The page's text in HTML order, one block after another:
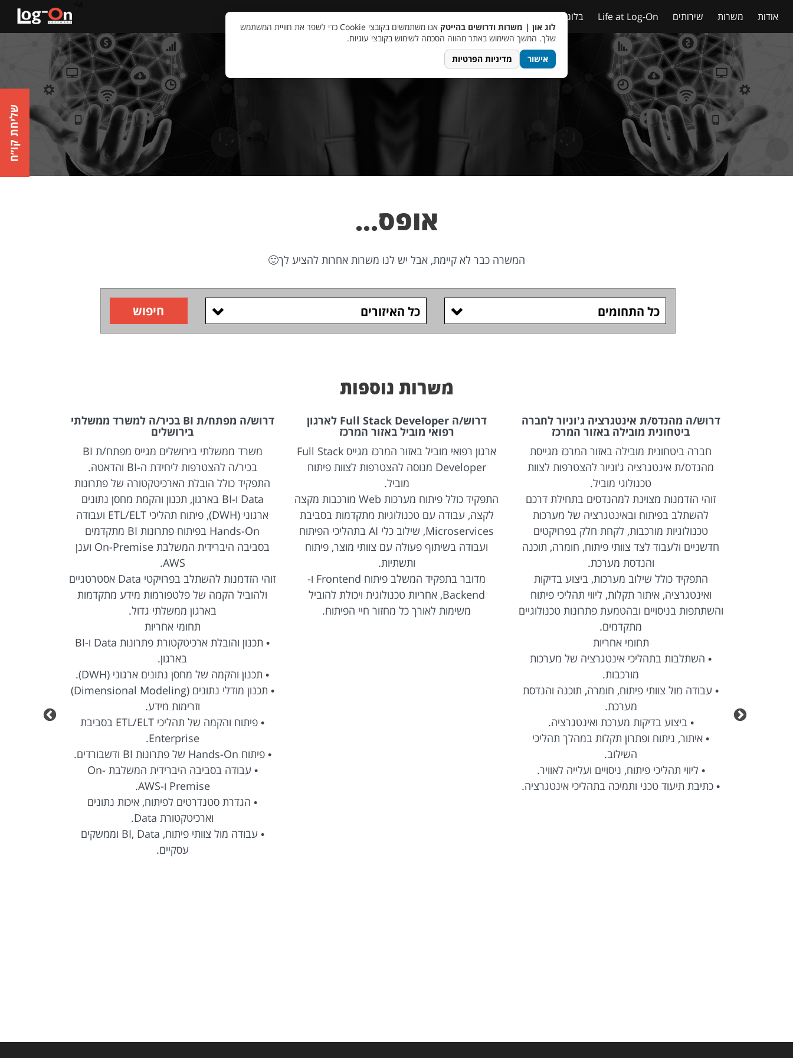
אודות משרות שירותים Life at Log-On בלוג
אופס…
המשרה כבר לא קיימת, אבל יש לנו משרות אחרות להציע לך🙂
כל התחומים כל האיזורים חיפוש
משרות נוספות
דרוש/ה מהנדס/ת אינטגרציה ג'וניור לחברה
ביטחונית מובילה באזור המרכז
חברה ביטחונית מובילה באזור המרכז מגייסת
מהנדס/ת אינטגרציה ג'וניור להצטרפות לצוות
טכנולוגי מוביל.
זוהי הזדמנות מצוינת למהנדסים בתחילת דרכם
להשתלב בפיתוח ובאינטגרציה של מערכות
טכנולוגיות מורכבות, לקחת חלק בפרויקטים
חדשניים ולעבוד לצד צוותי פיתוח, חומרה, תוכנה
והנדסת מערכת.
התפקיד כולל שילוב מערכות, ביצוע בדיקות
ואינטגרציה, איתור תקלות, ליווי תהליכי פיתוח
והשתתפות בניסויים ובהטמעת פתרונות טכנולוגיים
מתקדמים.
תחומי אחריות
• השתלבות בתהליכי אינטגרציה של מערכות
מורכבות.
• עבודה מול צוותי פיתוח, חומרה, תוכנה והנדסת
מערכת.
• ביצוע בדיקות מערכת ואינטגרציה.
• איתור, ניתוח ופתרון תקלות במהלך תהליכי
השילוב.
• ליווי תהליכי פיתוח, ניסויים ועלייה לאוויר.
• כתיבת תיעוד טכני ותמיכה בתהליכי אינטגרציה.
דרוש/ה Full Stack Developer לארגון
רפואי מוביל באזור המרכז
ארגון רפואי מוביל באזור המרכז מגייס Full Stack
Developer מנוסה להצטרפות לצוות פיתוח
מוביל.
התפקיד כולל פיתוח מערכות Web מורכבות מקצה
לקצה, עבודה עם טכנולוגיות מתקדמות בסביבת
Microservices, שילוב כלי AI בתהליכי הפיתוח
ועבודה בשיתוף פעולה עם צוותי מוצר, פיתוח
ותשתיות.
מדובר בתפקיד המשלב פיתוח Frontend ו-
Backend, אחריות טכנולוגית ויכולת להוביל
משימות לאורך כל מחזור חיי הפיתוח.
דרוש/ה מפתח/ת BI בכיר/ה למשרד ממשלתי
בירושלים
משרד ממשלתי בירושלים מגייס מפתח/ת BI
בכיר/ה להצטרפות ליחידת ה-BI והדאטה.
התפקיד כולל הובלת הארכיטקטורה של פתרונות
Data ו-BI בארגון, תכנון והקמת מחסן נתונים
ארגוני (DWH), פיתוח תהליכי ETL/ELT ועבודה
Hands-On בפיתוח פתרונות BI מתקדמים
בסביבה היברידית המשלבת On-Premise וענן
AWS.
זוהי הזדמנות להשתלב בפרויקטי Data אסטרטגיים
ולהוביל הקמה של פלטפורמות מידע מתקדמות
בארגון ממשלתי גדול.
תחומי אחריות
• תכנון והובלת ארכיטקטורת פתרונות Data ו-BI
בארגון.
• תכנון והקמה של מחסן נתונים ארגוני (DWH).
• תכנון מודלי נתונים (Dimensional Modeling)
וזרימות מידע.
• פיתוח והקמה של תהליכי ETL/ELT בסביבת
Enterprise.
• פיתוח Hands-On של פתרונות BI ודשבורדים.
• עבודה בסביבה היברידית המשלבת On-
Premise ו-AWS.
• הגדרת סטנדרטים לפיתוח, איכות נתונים
וארכיטקטורת Data.
• עבודה מול צוותי פיתוח, BI, Data וממשקים
עסקיים.
• איסוף,
לוג און | משרות ודרושים בהייטק
אנו משתמשים בקובצי Cookie כדי לשפר את חוויית המשתמש
שלך. המשך השימוש באתר מהווה הסכמה לשימוש בקובצי עוגיות.
אישור
מדיניות הפרטיות
שליחת קו״ח